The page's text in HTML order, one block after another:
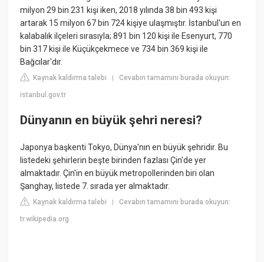
milyon 29 bin 231 kişi iken, 2018 yılında 38 bin 493 kişi
artarak 15 milyon 67 bin 724 kişiye ulaşmıştır. İstanbul'un en
kalabalık ilçeleri sırasıyla; 891 bin 120 kişi ile Esenyurt, 770
bin 317 kişi ile Küçükçekmece ve 734 bin 369 kişi ile
Bağcılar'dır.
Kaynak kaldırma talebi |Cevabın tamamını burada okuyun:
istanbul.gov.tr
Dünyanın en büyük şehri neresi?
Japonya başkenti Tokyo, Dünya'nın en büyük şehridir. Bu
listedeki şehirlerin beşte birinden fazlası Çin'de yer
almaktadır. Çin'in en büyük metropollerinden biri olan
Şanghay, listede 7. sırada yer almaktadır.
Kaynak kaldırma talebi |Cevabın tamamını burada okuyun:
tr.wikipedia.org